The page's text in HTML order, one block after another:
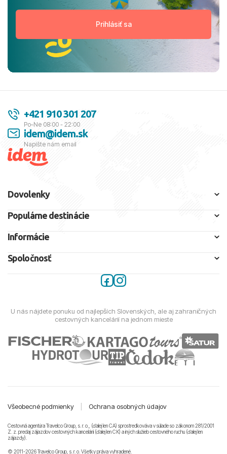
+421 910 301 207
Po-Ne 08:00 - 22:00
idem@idem.sk
Napíšte nám email
Dovolenky
Populárne destinácie
Informácie
Spoločnosť
U nás nájdete ponuku od najlepších Slovenských, ale aj zahraničných
cestovných kancelárií na jednom mieste
Všeobecné podmienky Ochrana osobných údajov
Cestovná agentúra Travelco Group, s. r. o., (ďalej len CA) sprostredkováva v súlade so zákonom 281/2001
Z. z. predaj zájazdov cestovných kancelárii (ďalej len CK) a iných služieb cestovného ruchu (ďalej len
zájazdy).
© 2011-2026 Travelco Group, s. r. o. Všetky práva vyhradené.